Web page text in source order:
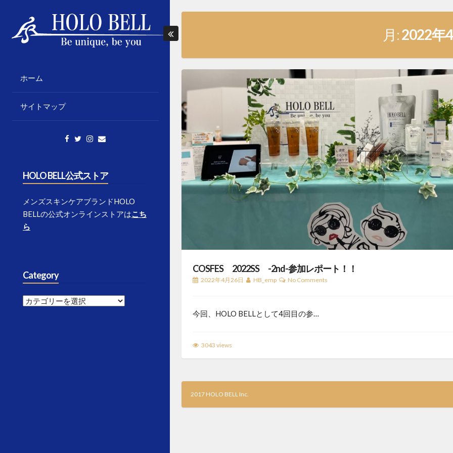
content
ホーム
サイトマップ
HOLO BELL公式ストア
メンズスキンケアブランドHOLO
BELLの公式オンラインストアはこち
ら
Category
Category
月:2022年
COSFES 2022SS -2nd-参加レポート！！
2022年4月26日 HB_emp No Comments
今回、HOLO BELLとして4回目の参…
3043 views
2017 HOLO BELL Inc.